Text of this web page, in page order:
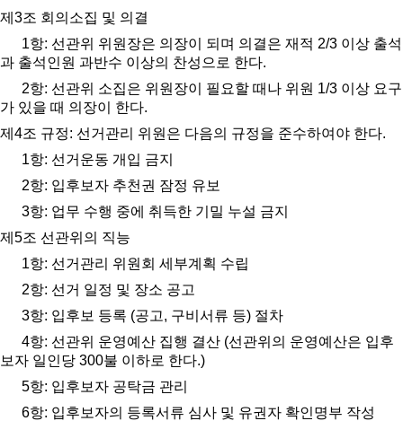
제 3조 회의소집 및 의결
1항: 선관위 위원장은 의장이 되며 의결은 재적 2/3 이상 출석
과 출석인원 과반수 이상의 찬성으로 한다.
2항: 선관위 소집은 위원장이 필요할 때나 위원 1/3 이상 요구
가 있을 때 의장이 한다.
제 4조 규정: 선거관리 위원은 다음의 규정을 준수하여야 한다.
1항: 선거운동 개입 금지
2항: 입후보자 추천권 잠정 유보
3항: 업무 수행 중에 취득한 기밀 누설 금지
제 5조 선관위의 직능
1항: 선거관리 위원회 세부계획 수립
2항: 선거 일정 및 장소 공고
3항: 입후보 등록 (공고, 구비서류 등) 절차
4항: 선관위 운영예산 집행 결산 (선관위의 운영예산은 입후
보자 일인당 300불 이하로 한다.)
5항: 입후보자 공탁금 관리
6항: 입후보자의 등록서류 심사 및 유권자 확인명부 작성